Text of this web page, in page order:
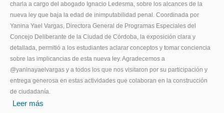
charla a cargo del abogado Ignacio Ledesma, sobre los alcances de la
nueva ley que baja la edad de inimputabilidad penal. Coordinada por
Yanina Yael Vargas, Directora General de Programas Especiales del
Concejo Deliberante de la Ciudad de Córdoba, la exposición clara y
detallada, permitió a los estudiantes aclarar conceptos y tomar conciencia
sobre las implicancias de esta nueva ley. Agradecemos a
@yaninayaelvargas y a todos los que nos visitaron por su participación y
entrega generosa en estas actividades que colaboran en la construcción
de ciudadanía.
Leer más